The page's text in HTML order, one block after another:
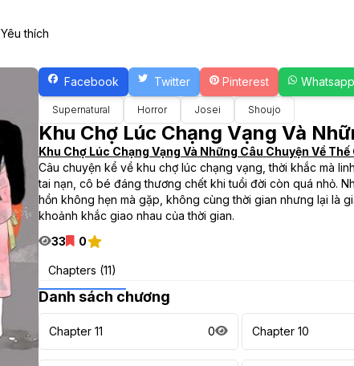
Yêu thích
Facebook Twitter Pinterest Whatsapp
Supernatural Horror Josei Shoujo
Khu Chợ Lúc Chạng Vạng Và
Khu Chợ Lúc Chạng Vạng Và Những Câu Chuyện Về Thế
Câu chuyện kể về khu chợ lúc chạng vạng, thời khắc mà
tai nạn, cô bé đáng thương chết khi tuổi đời còn quá nhỏ.
hồn không hẹn mà gặp, không cùng thời gian nhưng lại là
khoảnh khắc giao nhau của thời gian.
33
0
Chapters (11)
Danh sách chương
Chapter 11 0 Chapter 10